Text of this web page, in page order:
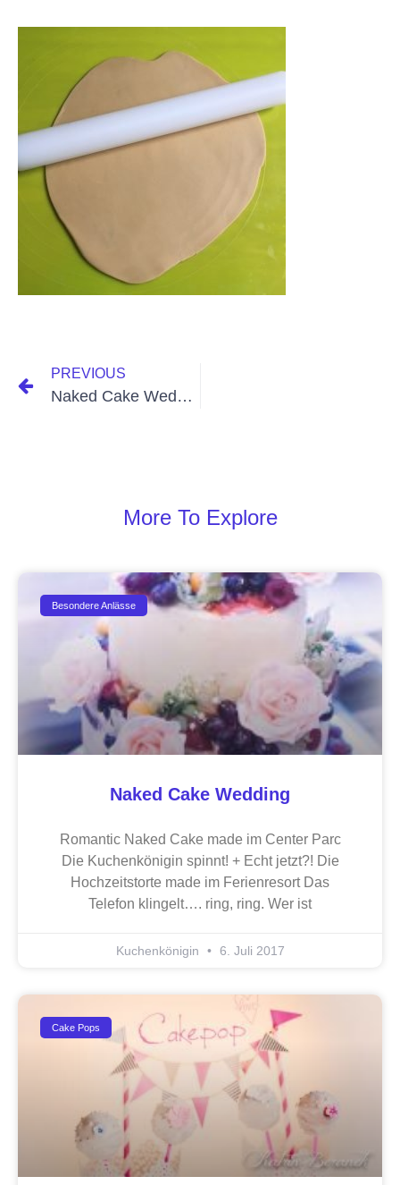
PREVIOUS
Naked Cake Wedding
More To Explore
Besondere Anlässe
Naked Cake Wedding
Romantic Naked Cake made im Center Parc
Die Kuchenkönigin spinnt! + Echt jetzt?! Die
Hochzeitstorte made im Ferienresort Das
Telefon klingelt…. ring, ring. Wer ist
Kuchenkönigin 6. Juli 2017
Cake Pops